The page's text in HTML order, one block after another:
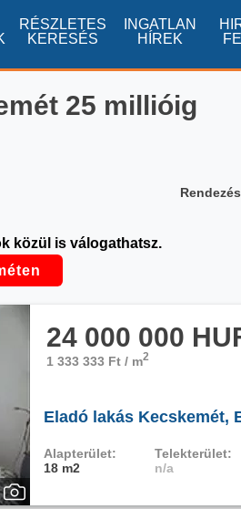
RÉSZLETES
KERESÉS
INGATLAN
HÍREK
25 millióig
közül is válogathatsz.
24 000 000
1 333 333 Ft / m2
Eladó lakás Kecskemét,
Alapterület:
18 m2
Telekterület:
n/a